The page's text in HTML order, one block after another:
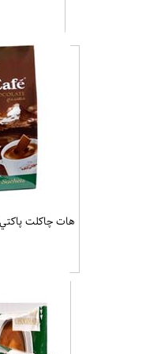
هات چاکلت پاکتي 25عدد 25 گرمی برند مولتي کافه